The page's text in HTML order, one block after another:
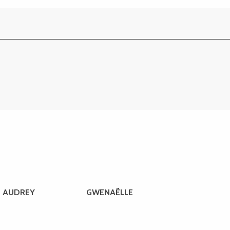
AUDREY GWENAËLLE